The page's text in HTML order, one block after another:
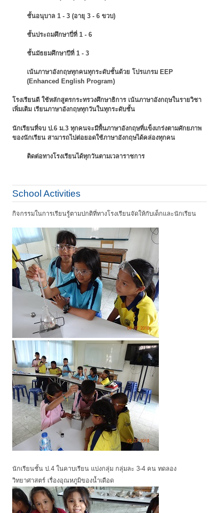
ชั้นอนุบาล 1 - 3 (อายุ 3 - 6 ขวบ)
ชั้นประถมศึกษาปี่ที่ 1 - 6
ชั้นมัธยมศึกษาปีที่ 1 - 3
เน้นภาษาอังกฤษทุกคนทุกระดับชั้นด้วย โปรแกรม EEP
(Enhanced English Program)
โรงเรียนดี ใช้หลักสูตรกระทรวงศึกษาธิการ เน้นภาษาอังกฤษในรายวิชา
เพิ่มเติม เรียนภาษาอังกฤษทุกวันในทุกระดับชั้น
นักเรียนที่จบ ป.6 ม.3 ทุกคนจะมีพื้นภาษาอังกฤษที่แข็งเกร่งตามศักยภาพ
ของนักเรียน สามารถไปต่อยอดใช้ภาษาอังกฤษได้คล่องทุกคน
ติดต่อทางโรงเรียนได้ทุกวันตามเวลาราชการ
School Activities
กิจกรรมในการเรียนรู้ตามปกติที่ทางโรงเรียนจัดให้กับเด็กและนักเรียน
นักเรียนชั้น ป.4 ในคาบเรียน แบ่งกลุ่ม กลุ่มละ 3-4 คน ทดลอง
วิทยาศาสตร์ เรื่องอุณหภูมิของน้ำเดือด